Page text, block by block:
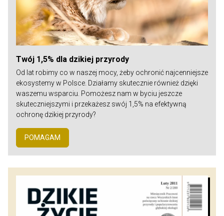
Twój 1,5% dla dzikiej przyrody
Od lat robimy co w naszej mocy, żeby ochronić najcenniejsze
ekosystemy w Polsce. Działamy skutecznie również dzięki
waszemu wsparciu. Pomożesz nam w byciu jeszcze
skuteczniejszymi i przekażesz swój 1,5% na efektywną
ochronę dzikiej przyrody?
POMAGAM